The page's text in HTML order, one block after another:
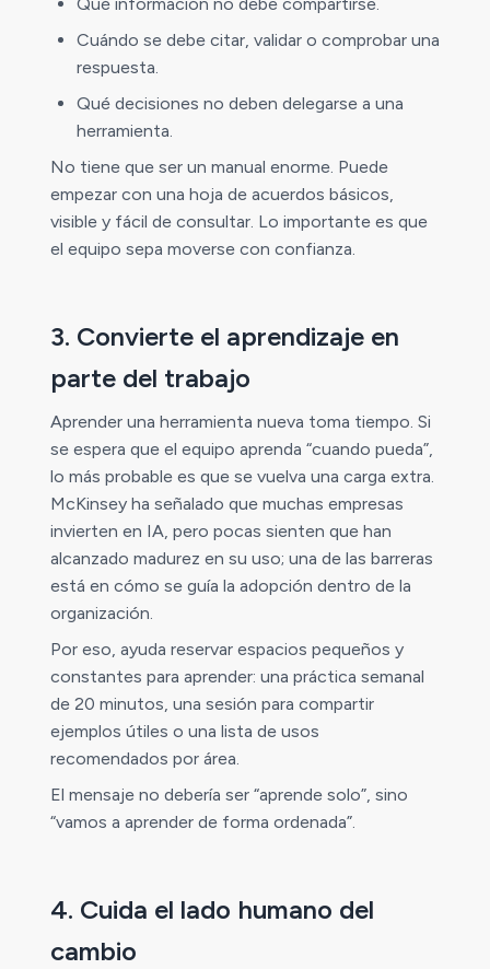
Cuándo se debe citar, validar o comprobar una
respuesta.
Qué decisiones no deben delegarse a una
herramienta.
No tiene que ser un manual enorme. Puede
empezar con una hoja de acuerdos básicos,
visible y fácil de consultar. Lo importante es que
el equipo sepa moverse con confianza.
3. Convierte el aprendizaje en
parte del trabajo
Aprender una herramienta nueva toma tiempo. Si
se espera que el equipo aprenda “cuando pueda”,
lo más probable es que se vuelva una carga extra.
McKinsey ha señalado que muchas empresas
invierten en IA, pero pocas sienten que han
alcanzado madurez en su uso; una de las barreras
está en cómo se guía la adopción dentro de la
organización.
Por eso, ayuda reservar espacios pequeños y
constantes para aprender: una práctica semanal
de 20 minutos, una sesión para compartir
ejemplos útiles o una lista de usos
recomendados por área.
El mensaje no debería ser “aprende solo”, sino
“vamos a aprender de forma ordenada”.
4. Cuida el lado humano del
cambio